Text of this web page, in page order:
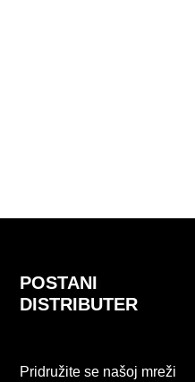
POSTANI
DISTRIBUTER
Pridružite se našoj mreži